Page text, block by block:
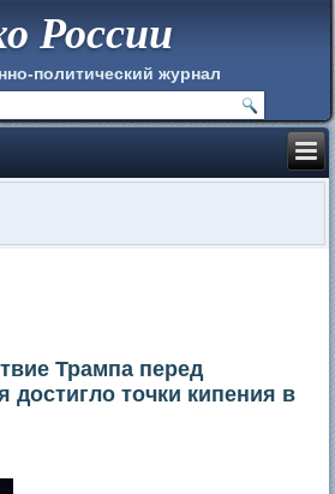
России
политический журнал
Трампа перед
достигло точки кипения в